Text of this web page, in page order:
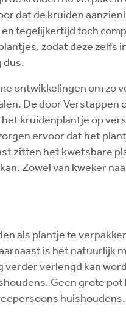
dat de kruiden
tegelijkertijd toch
zodat deze zelfs
dus.
ontwikkelingen om zo
De door Verstappen
kruidenplantje op
ervoor dat het
zitten het kwetsbare
Zowel van kweker
als plantje te
is het natuurlijk
verder verlengd kan
Geen grote